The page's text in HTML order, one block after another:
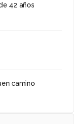
42 años
camino